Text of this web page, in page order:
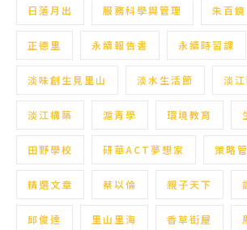
日落月出 服務科學與管理 朱百鏡
正德里 永續報告書 永續時習課
淡味創生見里山 淡水生活節 淡
淡江構築 滬青學 環境教育
田野學校 研華ACT夢想家 策略
精選文章 蔡以倫 親子天下
邱俊達 里山里海 香草街屋